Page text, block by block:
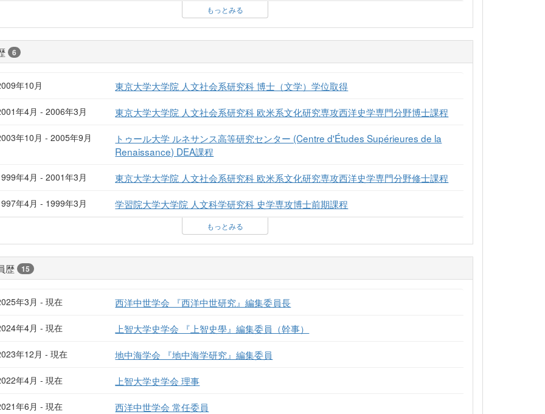
もっとみる
6
年10月 東京大学大学院 人文社会系研究科 博士（文学）学位取得
年4月 - 2006年3月 東京大学大学院 人文社会系研究科 欧米系文化研究専攻西洋史学専門分野博士課程
年10月 - 2005年9月
トゥール大学 ルネサンス高等研究センター (Centre d'Études Supérieures de la
Renaissance) DEA課程
年4月 - 2001年3月 東京大学大学院 人文社会系研究科 欧米系文化研究専攻西洋史学専門分野修士課程
年4月 - 1999年3月 学習院大学大学院 人文科学研究科 史学専攻博士前期課程
もっとみる
歴 15
年3月 - 現在 西洋中世学会 『西洋中世研究』編集委員長
年4月 - 現在 上智大学史学会 『上智史學』編集委員（幹事）
年12月 - 現在 地中海学会 『地中海学研究』編集委員
年4月 - 現在 上智大学史学会 理事
年6月 - 現在 西洋中世学会 常任委員